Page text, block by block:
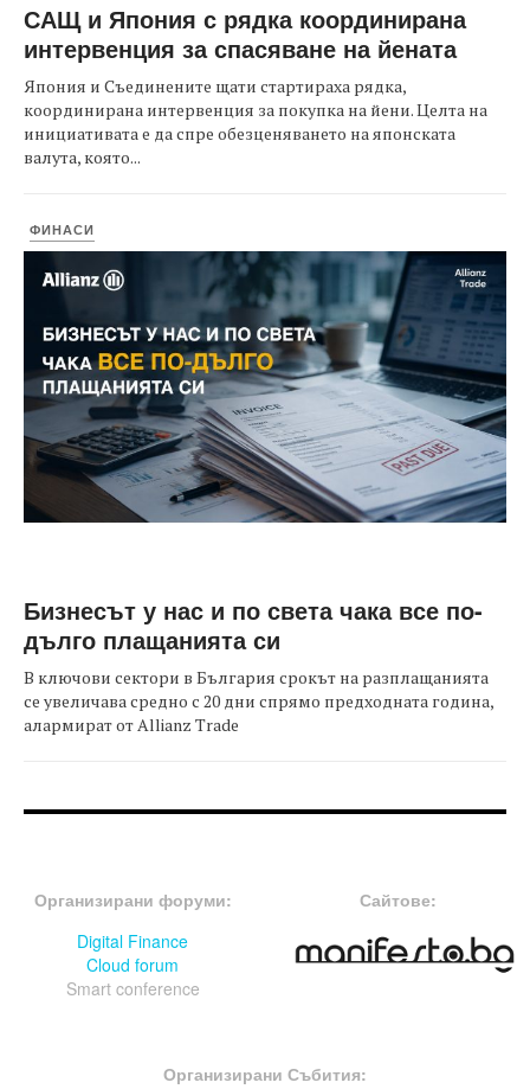
САЩ и Япония с рядка координирана
интервенция за спасяване на йената
Япония и Съединените щати стартираха рядка,
координирана интервенция за покупка на йени. Целта на
инициативата е да спре обезценяването на японската
валута, която...
ФИНАСИ
Бизнесът у нас и по света чака все по-
дълго плащанията си
В ключови сектори в България срокът на разплащанията
се увеличава средно с 20 дни спрямо предходната година,
алармират от Allianz Trade
Организирани форуми:
Digital Finance
Cloud forum
Smart conference
Сайтове:
Организирани Събития: